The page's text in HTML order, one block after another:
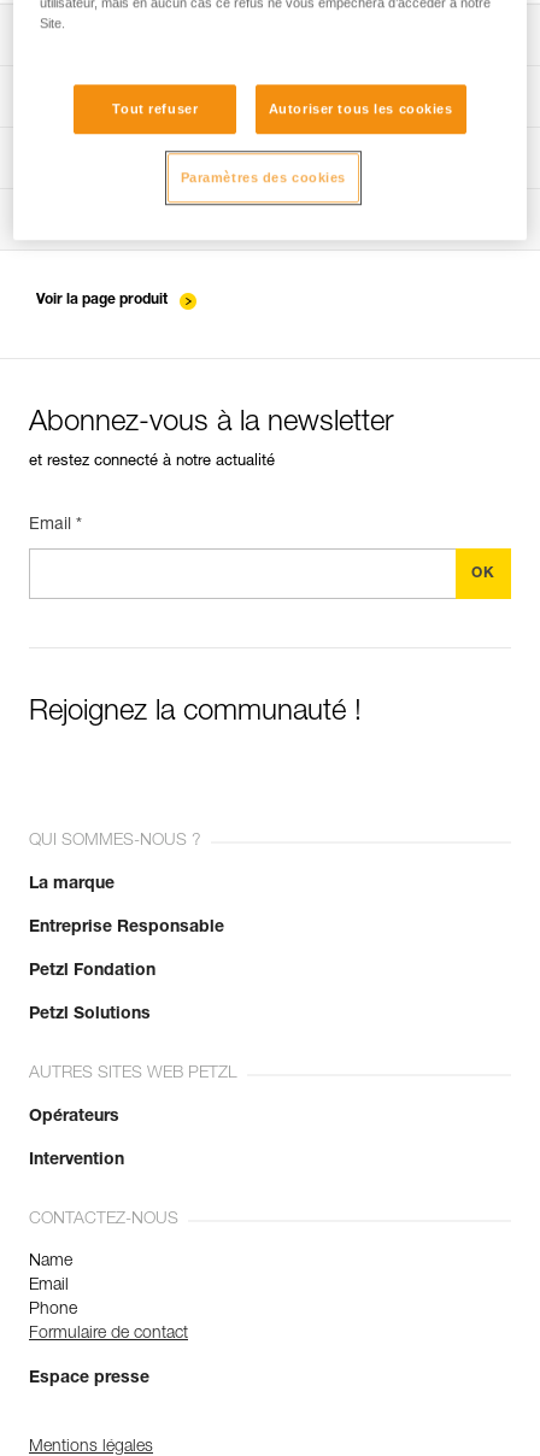
découvrez ePPEcentre
Procédure de vérification EPI
Voir la page produit
Abonnez-vous à la newsletter
et restez connecté à notre actualité
Email *
Rejoignez la communauté !
QUI SOMMES-NOUS ?
La marque
Entreprise Responsable
Petzl Fondation
Petzl Solutions
AUTRES SITES WEB PETZL
Opérateurs
Intervention
CONTACTEZ-NOUS
Name
Email
Phone
Formulaire de contact
Espace presse
Mentions légales
Site.
Tout refuser Autoriser tous les cookies
Paramètres des cookies